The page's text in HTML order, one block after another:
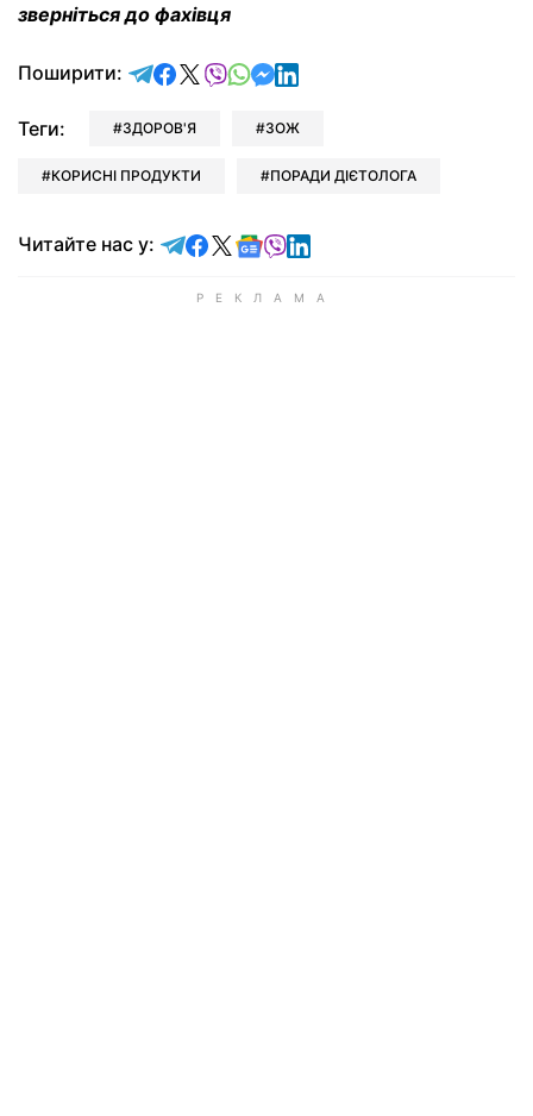
зверніться до фахівця
Поширити: відправити у Telegram
поділитись у Facebook
поділитись у X
відправити у Viber
відправити у Whatsapp
відправити у Messenger
відправити у LinkedIn
Теги: ЗДОРОВ'Я ЗОЖ
КОРИСНІ ПРОДУКТИ ПОРАДИ ДІЄТОЛОГА
Читайте нас у: Читайте у Telegram
Читайте у Facebook
Читайте у X
Читайте у Google news
Читайте у Viber
Читайте у LinkedIn